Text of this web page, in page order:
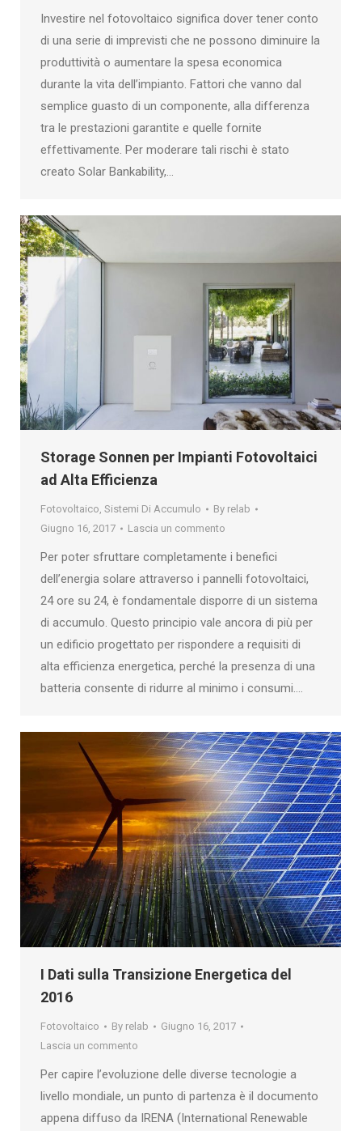
Investire nel fotovoltaico significa dover tener conto
di una serie di imprevisti che ne possono diminuire la
produttività o aumentare la spesa economica
durante la vita dell’impianto. Fattori che vanno dal
semplice guasto di un componente, alla differenza
tra le prestazioni garantite e quelle fornite
effettivamente. Per moderare tali rischi è stato
creato Solar Bankability,…
Storage Sonnen per Impianti Fotovoltaici
ad Alta Efficienza
Fotovoltaico, Sistemi Di Accumulo By relab
Giugno 16, 2017
Lascia un commento
Per poter sfruttare completamente i benefici
dell’energia solare attraverso i pannelli fotovoltaici,
24 ore su 24, è fondamentale disporre di un sistema
di accumulo. Questo principio vale ancora di più per
un edificio progettato per rispondere a requisiti di
alta efficienza energetica, perché la presenza di una
batteria consente di ridurre al minimo i consumi.…
I Dati sulla Transizione Energetica del
2016
Fotovoltaico By relab
Giugno 16, 2017
Lascia un commento
Per capire l’evoluzione delle diverse tecnologie a
livello mondiale, un punto di partenza è il documento
appena diffuso da IRENA (International Renewable